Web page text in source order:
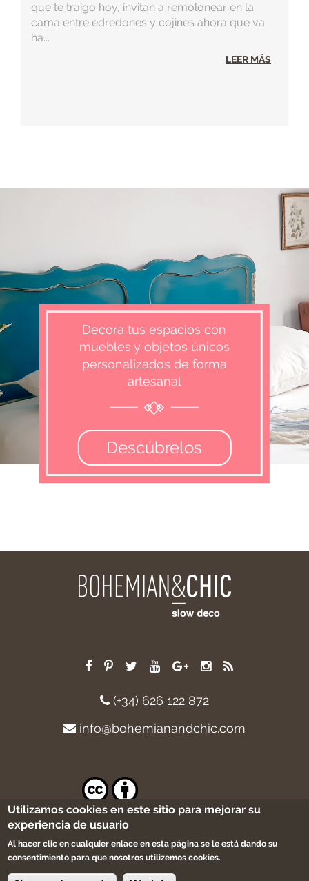
que te traigo hoy, invitan a remolonear en la
cama entre edredones y cojines ahora que va
ha...
LEER MÁS
Decora tus espacios con
muebles y objetos únicos
personalizados de forma
artesanal
Descúbrelos
(+34) 626 122 872
info@bohemianandchic.com
Excepto cuando se indique lo contrario,
el contenido de este sitio está licenciado
bajo una licenciaCreative Commons
Attribution 4.0 International license .
Utilizamos cookies en este sitio para mejorar su
experiencia de usuario
Al hacer clic en cualquier enlace en esta página se le está dando su
consentimiento para que nosotros utilizemos cookies.